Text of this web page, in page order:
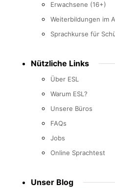
Erwachsene (16+)
Weiterbildungen im
Sprachkurse für
Nützliche Links
Über ESL
Warum ESL?
Unsere Büros
FAQs
Jobs
Online Sprachtest
Unser Blog